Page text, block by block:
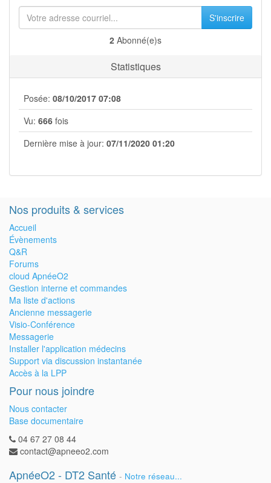
S'inscrire
2 Abonné(e)s
Statistiques
Posée: 08/10/2017 07:08
Vu: 666 fois
Dernière mise à jour: 07/11/2020 01:20
Nos produits & services
Accueil
Évènements
Q&R
Forums
cloud ApnéeO2
Gestion interne et commandes
Ma liste d'actions
Ancienne messagerie
Visio-Conférence
Messagerie
Installer l'application médecins
Support via discussion instantanée
Accès à la LPP
Pour nous joindre
Nous contacter
Base documentaire
04 67 27 08 44
contact@apneeo2.com
ApnéeO2 - DT2 Santé - Notre réseau...